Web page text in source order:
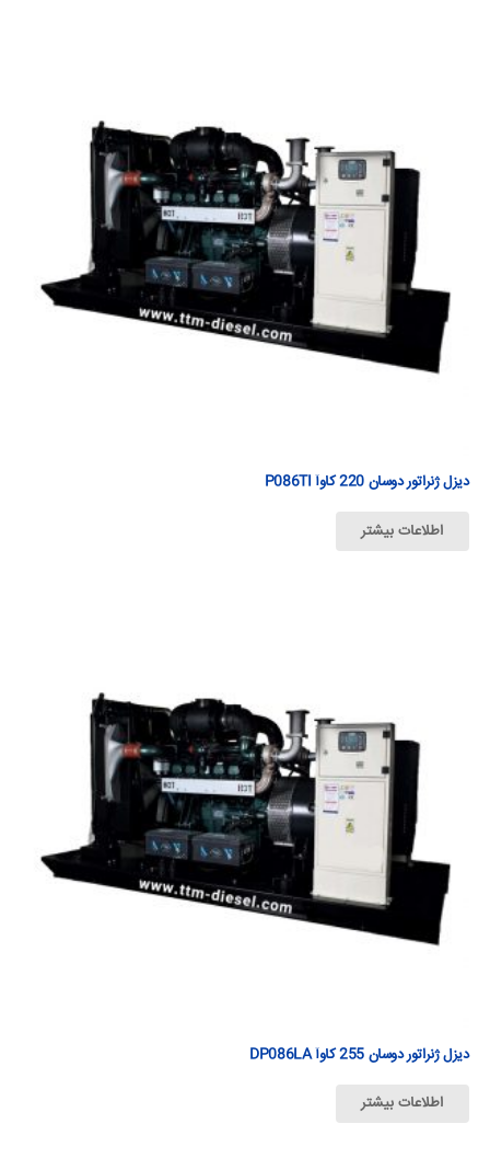
دیزل ژنراتور دوسان 220 كاوآ P086TI
اطلاعات بیشتر
دیزل ژنراتور دوسان 255 كاوآ DP086LA
اطلاعات بیشتر